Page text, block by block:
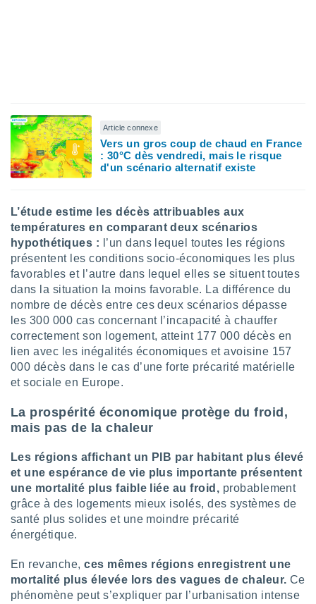
sur
limitées
la
pour
des
profils
des
des
des
les
le
ou
de
Article connexe
Vers un gros coup de chaud en France
: 30°C dès vendredi, mais le risque
d'un scénario alternatif existe
L’étude estime les décès attribuables aux
températures en comparant deux scénarios
hypothétiques : l’un dans lequel toutes les régions
présentent les conditions socio-économiques les plus
favorables et l’autre dans lequel elles se situent toutes
dans la situation la moins favorable. La différence du
nombre de décès entre ces deux scénarios dépasse
les 300 000 cas concernant l’incapacité à chauffer
correctement son logement, atteint 177 000 décès en
lien avec les inégalités économiques et avoisine 157
000 décès dans le cas d’une forte précarité matérielle
et sociale en Europe.
La prospérité économique protège du froid,
mais pas de la chaleur
Les régions affichant un PIB par habitant plus élevé
et une espérance de vie plus importante présentent
une mortalité plus faible liée au froid, probablement
grâce à des logements mieux isolés, des systèmes de
santé plus solides et une moindre précarité
énergétique.
En revanche, ces mêmes régions enregistrent une
mortalité plus élevée lors des vagues de chaleur.Ce
phénomène peut s’expliquer par l’urbanisation intense